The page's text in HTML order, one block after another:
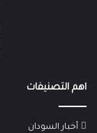
اهم التصنيفات
أخبار السودان